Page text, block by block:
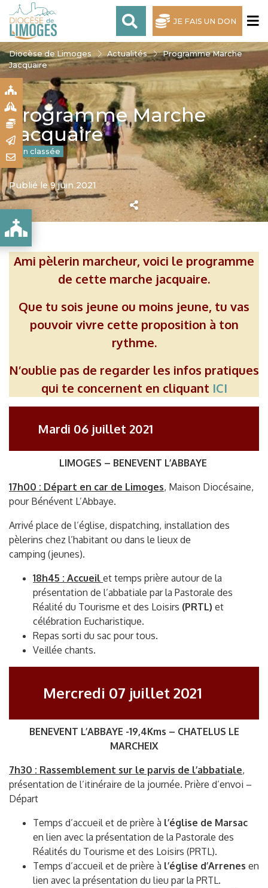
JE FAIS UN DON
Diocèse de Limoges Actualités
Programme Marche
Jacquaire
Programme Marche
Jacquaire
Non classée
Publié le 9 juin 2021
Ami pèlerin marcheur, voici le programme
de cette marche jacquaire.
Que tu sois jeune ou moins jeune, tu vas
pouvoir vivre cette proposition à ton
rythme.
N’oublie pas de regarder les infos pratiques
qui te concernent en cliquant ICI
Mardi 06 juillet 2021
LIMOGES – BENEVENT L’ABBAYE
17h00 : Départ en car de Limoges, Maison Diocésaine,
pour Bénévent L’Abbaye.
Arrivé place de l’église, dispatching, installation des
pèlerins chez l’habitant ou dans le lieux de
camping (jeunes).
18h45 : Accueil et temps prière autour de la
présentation de l’abbatiale par la Pastorale des
Réalité du Tourisme et des Loisirs (PRTL) et
célébration Eucharistique.
Repas sorti du sac pour tous.
Veillée chants.
Mercredi 07 juillet 2021
BENEVENT L’ABBAYE -19,4Kms – CHATELUS LE
MARCHEIX
7h30 : Rassemblement sur le parvis de l’abbatiale,
présentation de l’itinéraire de la journée. Prière d’envoi –
Départ
Temps d’accueil et de prière à l’église de Marsac
en lien avec la présentation de la Pastorale des
Réalités du Tourisme et des Loisirs (PRTL).
Temps d’accueil et de prière à l’église d’Arrenes en
lien avec la présentation du lieu par la PRTL.